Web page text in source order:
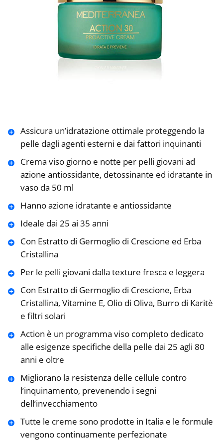
Assicura un’idratazione ottimale proteggendo la
pelle dagli agenti esterni e dai fattori inquinanti
Crema viso giorno e notte per pelli giovani ad
azione antiossidante, detossinante ed idratante in
vaso da 50 ml
Hanno azione idratante e antiossidante
Ideale dai 25 ai 35 anni
Con Estratto di Germoglio di Crescione ed Erba
Cristallina
Per le pelli giovani dalla texture fresca e leggera
Con Estratto di Germoglio di Crescione, Erba
Cristallina, Vitamine E, Olio di Oliva, Burro di Karitè
e filtri solari
Action è un programma viso completo dedicato
alle esigenze specifiche della pelle dai 25 agli 80
anni e oltre
Migliorano la resistenza delle cellule contro
l’inquinamento, prevenendo i segni
dell’invecchiamento
Tutte le creme sono prodotte in Italia e le formule
vengono continuamente perfezionate